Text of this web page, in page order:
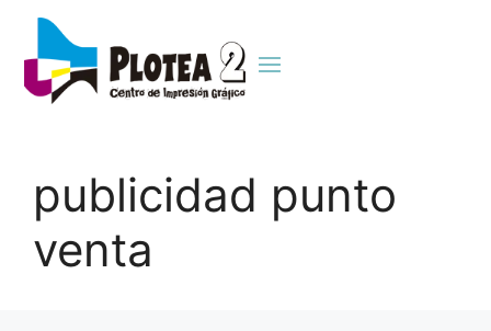
publicidad punto
venta